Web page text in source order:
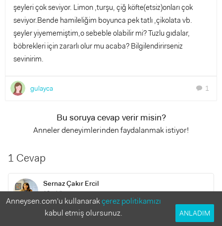
şeyleri çok seviyor. Limon ,turşu, çiğ köfte(etsiz)onları çok
seviyor.Bende hamileliğim boyunca pek tatlı ,çikolata vb.
şeyler yiyememiştim,o sebeble olabilir mi? Tuzlu gıdalar,
böbrekleri için zararlı olur mu acaba? Bilgilendirirseniz
sevinirim.
gulayca chat 1
Bu soruya cevap verir misin?
Anneler deneyimlerinden faydalanmak istiyor!
1 Cevap
Sernaz Çakır Ercil
13 yıl önce
Oğlunuz tatlı yemiyorsa zorlamayın. Günlük enerjisini yediği
Anneysen.com'u kullanarakçerez politikamızı
kabul etmiş olursunuz.
ANLADIM